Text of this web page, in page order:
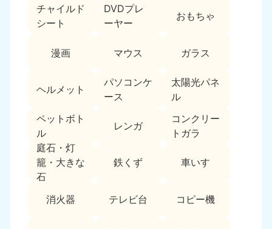
チャイルド
シート
DVDプレ
ーヤー
おもちゃ
漫画 マウス ガラス
ヘルメット
パソコンケ
ース
太陽光パネ
ル
ペットボト
ル
レンガ
コンクリー
トガラ
庭石・灯
籠・大きな
石
鉄くず 車いす
消火器 テレビ台 コピー機
滋賀県
9:00〜19:00 年中無休 9:00〜19:00 年中無休
050-1881-5248
中国
岡山県
050-1881-5146
9:00〜19:00 年中無休
山口県
050-1880-9900